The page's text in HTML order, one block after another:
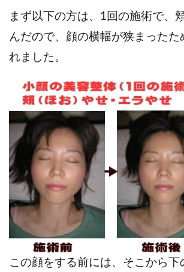
まず以下の方は、1回の施術で、
んだので、顔の横幅が狭まったた
れました。
この顔をする前には、そこから下